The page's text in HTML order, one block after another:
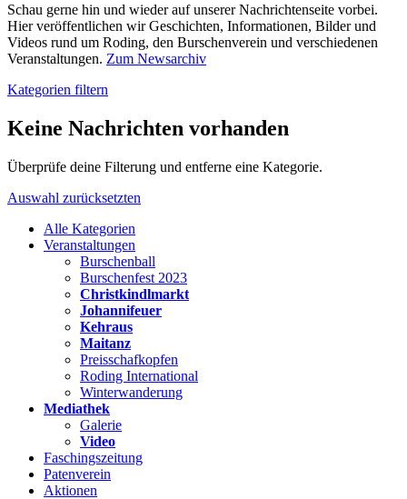
Schau gerne hin und wieder auf unserer Nachrichtenseite vorbei.
Hier veröffentlichen wir Geschichten, Informationen, Bilder und
Videos rund um Roding, den Burschenverein und verschiedenen
Veranstaltungen. Zum Newsarchiv
Kategorien filtern
Keine Nachrichten vorhanden
Überprüfe deine Filterung und entferne eine Kategorie.
Auswahl zurücksetzten
Alle Kategorien
Veranstaltungen
Burschenball
Burschenfest 2023
Christkindlmarkt
Johannifeuer
Kehraus
Maitanz
Preisschafkopfen
Roding International
Winterwanderung
Mediathek
Galerie
Video
Faschingszeitung
Patenverein
Aktionen